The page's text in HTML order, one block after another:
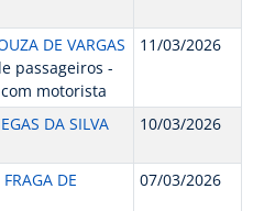
DE VARGAS
passageiros -
motorista
11/03/2026
DA SILVA
10/03/2026
DE
07/03/2026